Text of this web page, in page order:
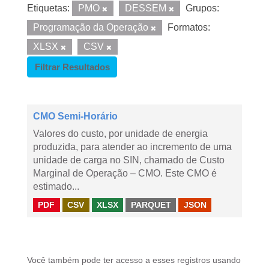
Etiquetas: PMO DESSEM
Grupos:
Programação da Operação
Formatos:
XLSX
CSV
Filtrar Resultados
CMO Semi-Horário
Valores do custo, por unidade de energia
produzida, para atender ao incremento de uma
unidade de carga no SIN, chamado de Custo
Marginal de Operação – CMO. Este CMO é
estimado...
PDF CSV XLSX PARQUET JSON
Você também pode ter acesso a esses registros usando